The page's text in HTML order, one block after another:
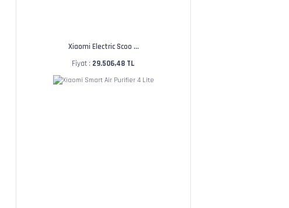
Xiaomi Electric Scoo ...
Fiyat : 29.506,48 TL